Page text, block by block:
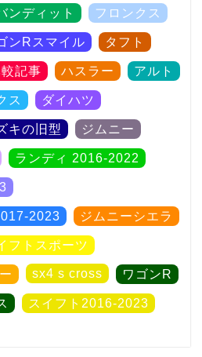
ンディット フロンクス
ンRスマイル タフト
較記事 ハスラー アルト
ス ダイハツ
キの旧型 ジムニー
ランディ 2016-2022
2023 ジムニーシエラ
フトスポーツ
sx4 s cross ワゴンR
スイフト2016-2023